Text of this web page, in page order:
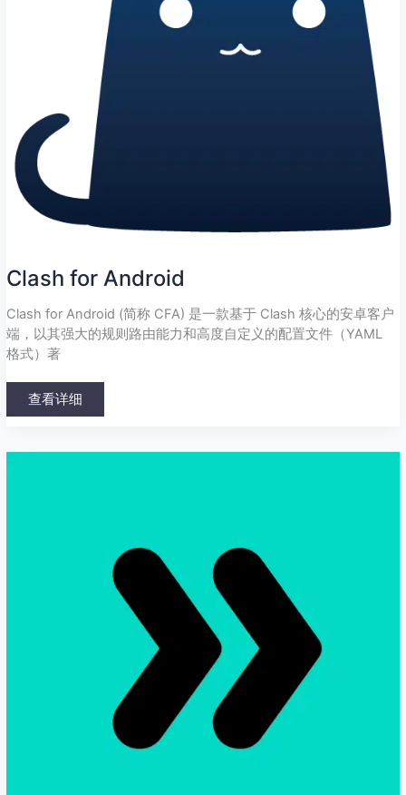
Clash for Android
Clash for Android (简称 CFA) 是一款基于 Clash 核心的安卓客户
端，以其强大的规则路由能力和高度自定义的配置文件（YAML
格式）著
查看详细
Surfboard